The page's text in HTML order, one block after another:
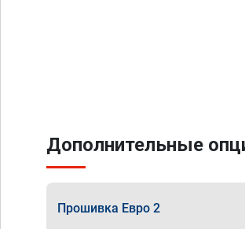
Дополнительные
Прошивка Евро 2